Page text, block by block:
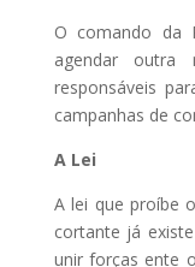
O comando da
agendar outra
responsáveis
campanhas de
A Lei
A lei que proíbe
cortante já
unir forças ente